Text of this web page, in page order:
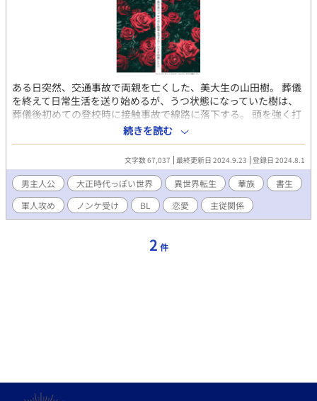
ある日突然、交通事故で両親を亡くした、美大生の山田樹。 葬儀
を終えて日常生活を送り始めるが、うつ状態になっていた樹は、
葬儀後初めての登校時に接触事故で線路に落下する。 頭を強く打
ち付けて視界が暗転し、目覚めると、見知らぬ部屋の布団の中に
横たわっていた。 樹が夢でも見ている心地でいると、女中の花が
現れて、樹のことを「早乙女さん」と呼んだ。 頭がぼうっとして
何も考えられず、強い睡魔に襲われ、眠りに落ちようとしていた
樹の前に、国防色の軍服を身にまとった偉丈夫――花ヶ前梗一郎
（はながさきこういちろう）が現れた。 樹の名を切なそうに呼び
ながら近づいてきた梗一郎。驚いた樹は抵抗することもできず、
梗一郎に抱き締められる。すると突然、想像を絶する頭痛に襲わ
ば、重力が存在しない、真っ白な空間に浮かんでいた。そこで樹
の条件下』とは、梗一郎との愛ある接触のことだった。 無事にひ
とつ目の記憶を取り戻した樹は、公家華族・花ヶ前伯爵家お抱え
続きを読む
文字数 67,037 最終更新日 2024.9.23 登録日 2024.8.1
男主人公 大正時代っぽい世界 異世界転生 華族
書生
軍人攻め
ノンケ受け BL 恋愛 主従関係
2 件